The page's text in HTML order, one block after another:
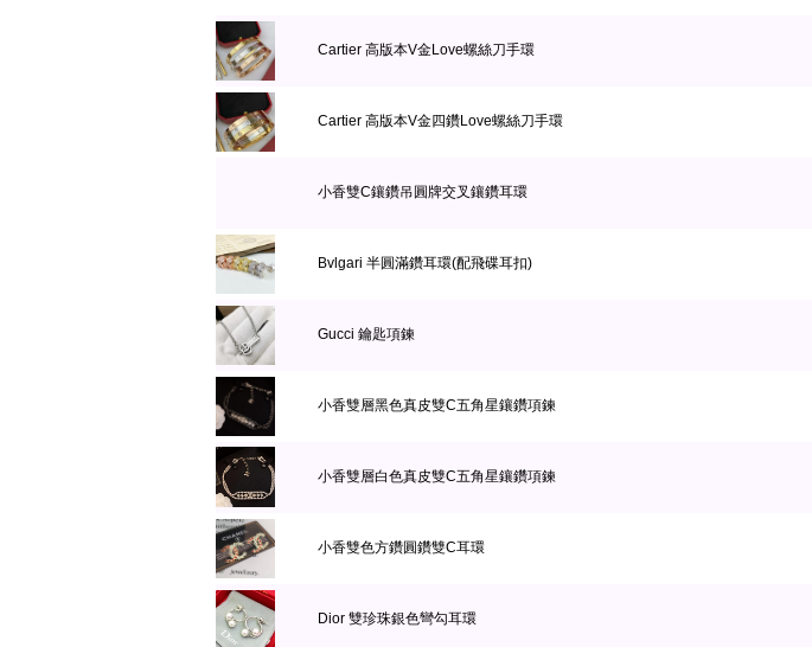
Cartier 高版本V金Love螺絲刀手環
Cartier 高版本V金四鑽Love螺絲刀手環
小香雙C鑲鑽吊圓牌交叉鑲鑽耳環
Bvlgari 半圓滿鑽耳環(配飛碟耳扣)
Gucci 鑰匙項鍊
小香雙層黑色真皮雙C五角星鑲鑽項鍊
小香雙層白色真皮雙C五角星鑲鑽項鍊
小香雙色方鑽圓鑽雙C耳環
Dior 雙珍珠銀色彎勾耳環